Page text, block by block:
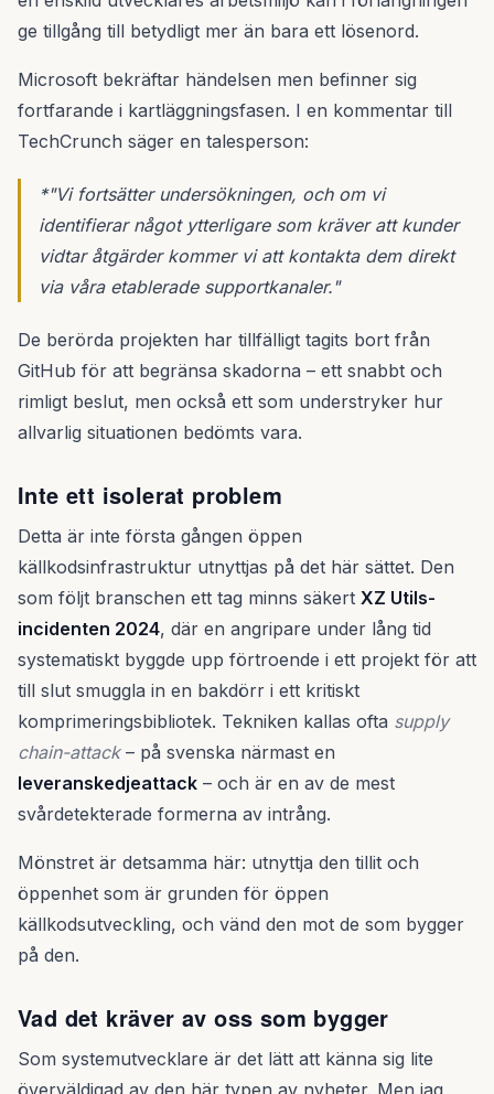
ge tillgång till betydligt mer än bara ett lösenord.
Microsoft bekräftar händelsen men befinner sig
fortfarande i kartläggningsfasen. I en kommentar till
TechCrunch säger en talesperson:
*"Vi fortsätter undersökningen, och om vi
identifierar något ytterligare som kräver att kunder
vidtar åtgärder kommer vi att kontakta dem direkt
via våra etablerade supportkanaler."
De berörda projekten har tillfälligt tagits bort från
GitHub för att begränsa skadorna – ett snabbt och
rimligt beslut, men också ett som understryker hur
allvarlig situationen bedömts vara.
Inte ett isolerat problem
Detta är inte första gången öppen
källkodsinfrastruktur utnyttjas på det här sättet. Den
som följt branschen ett tag minns säkert XZ Utils-
incidenten 2024, där en angripare under lång tid
systematiskt byggde upp förtroende i ett projekt för att
till slut smuggla in en bakdörr i ett kritiskt
komprimeringsbibliotek. Tekniken kallas ofta supply
chain-attack– på svenska närmast en
leveranskedjeattack – och är en av de mest
svårdetekterade formerna av intrång.
Mönstret är detsamma här: utnyttja den tillit och
öppenhet som är grunden för öppen
källkodsutveckling, och vänd den mot de som bygger
på den.
Vad det kräver av oss som bygger
Som systemutvecklare är det lätt att känna sig lite
överväldigad av den här typen av nyheter. Men jag